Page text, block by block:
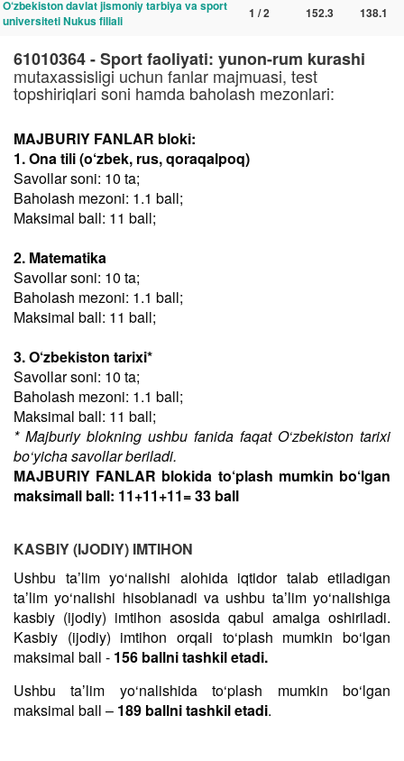
O‘zbekiston davlat jismoniy tarbiya va sport
universiteti Nukus filiali
1 / 2 152.3 138.1
61010364 - Sport faoliyati: yunon-rum kurashi
mutaxassisligi uchun fanlar majmuasi, test
topshiriqlari soni hamda baholash mezonlari:
MAJBURIY FANLAR bloki:
1. Ona tili (o‘zbek, rus, qoraqalpoq)
Savollar soni: 10 ta;
Baholash mezoni: 1.1 ball;
Maksimal ball: 11 ball;
2. Matematika
Savollar soni: 10 ta;
Baholash mezoni: 1.1 ball;
Maksimal ball: 11 ball;
3. O‘zbekiston tarixi*
Savollar soni: 10 ta;
Baholash mezoni: 1.1 ball;
Maksimal ball: 11 ball;
* Majburiy blokning ushbu fanida faqat O‘zbekiston tarixi
bo‘yicha savollar beriladi.
MAJBURIY FANLAR blokida to‘plash mumkin bo‘lgan
maksimall ball: 11+11+11= 33 ball
KASBIY (IJODIY) IMTIHON
Ushbu taʼlim yo‘nalishi alohida iqtidor talab etiladigan
taʼlim yo‘nalishi hisoblanadi va ushbu taʼlim yo‘nalishiga
kasbiy (ijodiy) imtihon asosida qabul amalga oshiriladi.
Kasbiy (ijodiy) imtihon orqali to‘plash mumkin bo‘lgan
maksimal ball - 156 ballni tashkil etadi.
Ushbu taʼlim yo‘nalishida to‘plash mumkin bo‘lgan
maksimal ball – 189 ballni tashkil etadi.